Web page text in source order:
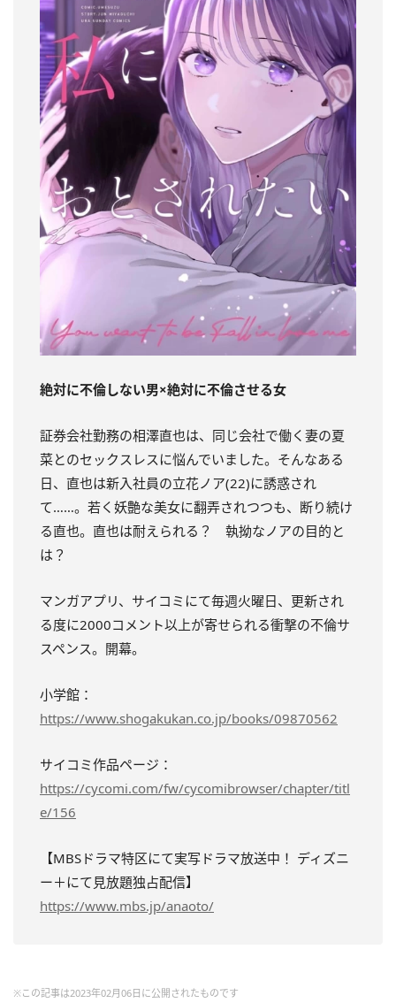
絶対に不倫しない男×絶対に不倫させる女
証券会社勤務の相澤直也は、同じ会社で働く妻の夏
菜とのセックスレスに悩んでいました。そんなある
日、直也は新入社員の立花ノア(22)に誘惑され
て……。若く妖艶な美女に翻弄されつつも、断り続け
る直也。直也は耐えられる？ 執拗なノアの目的と
は？
マンガアプリ、サイコミにて毎週火曜日、更新され
る度に2000コメン ト以上が寄せられる衝撃の不倫サ
スペンス。開幕。
小学館：
https://www.shogakukan.co.jp/books/09870562
サイコミ作品ページ：
https://cycomi.com/fw/cycomibrowser/chapter/titl
e/156
【MBSドラマ特区にて実写ドラマ放送中！ ディズニ
ー＋にて見放題独占配信】
https://www.mbs.jp/anaoto/
※この記事は2023年02月06日に公開されたものです